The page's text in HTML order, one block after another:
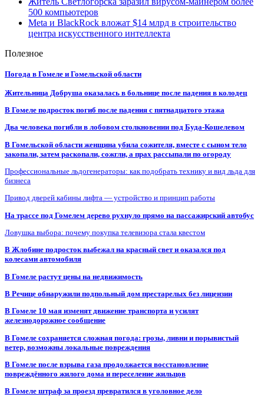
500 компьютеров
Meta и BlackRock вложат $14 млрд в строительство
центра искусственного интеллекта
Полезное
Погода в Гомеле и Гомельской области
Жительница Добруша оказалась в больнице после падения в колодец
В Гомеле подросток погиб после падения с пятнадцатого этажа
Два человека погибли в лобовом столкновении под Буда-Кошелевом
В Гомельской области женщина убила сожителя, вместе с сыном тело
закопали, затем раскопали, сожгли, а прах рассыпали по огороду
Профессиональные льдогенераторы: как подобрать технику и вид льда для
бизнеса
Привод дверей кабины лифта — устройство и принцип работы
На трассе под Гомелем дерево рухнуло прямо на пассажирский автобус
Ловушка выбора: почему покупка телевизора стала квестом
В Жлобине подросток выбежал на красный свет и оказался под
колесами автомобиля
В Гомеле растут цены на недвижимость
В Речице обнаружили подпольный дом престарелых без лицензии
В Гомеле 10 мая изменят движение транспорта и усилят
железнодорожное сообщение
В Гомеле сохраняется сложная погода: грозы, ливни и порывистый
ветер, возможны локальные повреждения
В Гомеле после взрыва газа продолжается восстановление
повреждённого жилого дома и переселение жильцов
В Гомеле штраф за проезд превратился в уголовное дело